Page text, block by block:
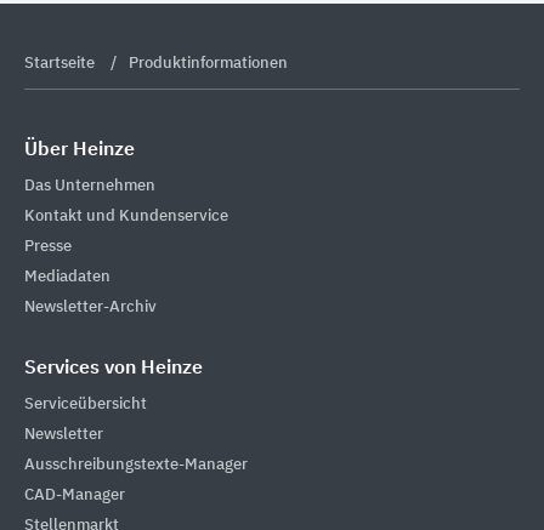
Startseite Produktinformationen
Über Heinze
Das Unternehmen
Kontakt und Kundenservice
Presse
Mediadaten
Newsletter-Archiv
Services von Heinze
Serviceübersicht
Newsletter
Ausschreibungstexte-Manager
CAD-Manager
Stellenmarkt